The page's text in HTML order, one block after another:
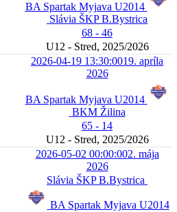
BA Spartak Myjava U2014
Slávia ŠKP B.Bystrica
68 - 46
U12 - Stred, 2025/2026
2026-04-19 13:30:0019. apríla
2026
BA Spartak Myjava U2014
BKM Žilina
65 - 14
U12 - Stred, 2025/2026
2026-05-02 00:00:002. mája
2026
Slávia ŠKP B.Bystrica
BA Spartak Myjava U2014